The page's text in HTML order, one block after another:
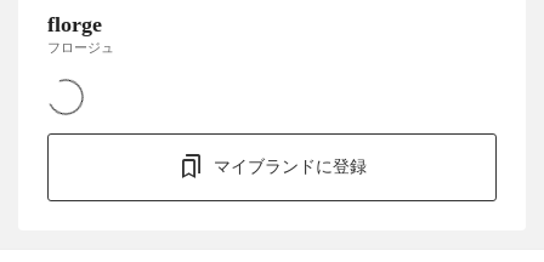
florge
フロージュ
マイブランドに登録